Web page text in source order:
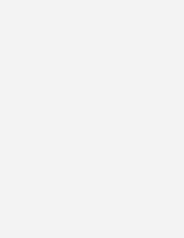
dritten
in neu gebauten
Prozent im Vergleich zum
Erhebung des Statistischen
Wärmepumpe e. V.
wie vor